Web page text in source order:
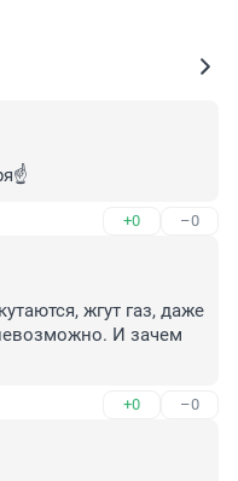
+0 –0
жгут газ, даже
И зачем
+0 –0